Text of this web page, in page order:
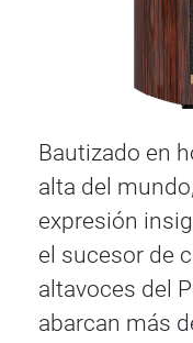
Bautizado en
alta del
expresión
el sucesor de
altavoces del
abarcan más